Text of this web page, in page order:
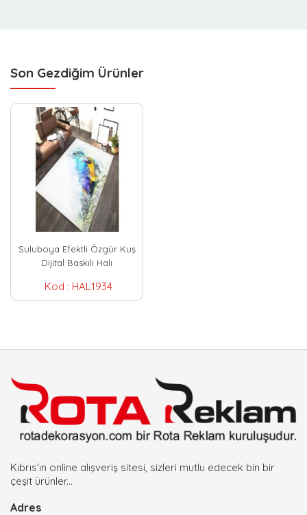
Son Gezdiğim Ürünler
Suluboya Efektli Özgür Kuş
Dijital Baskılı Halı
Kod : HAL1934
Kıbrıs'ın online alışveriş sitesi, sizleri mutlu edecek bin bir
çeşit ürünler...
Adres